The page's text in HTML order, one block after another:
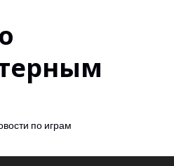
по играм